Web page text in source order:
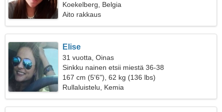
Koekelberg, Belgia
Aito rakkaus
Elise
31 vuotta, Oinas
Sinkku nainen etsii miestä 36-38
167 cm (5'6"), 62 kg (136 lbs)
Rullaluistelu, Kemia